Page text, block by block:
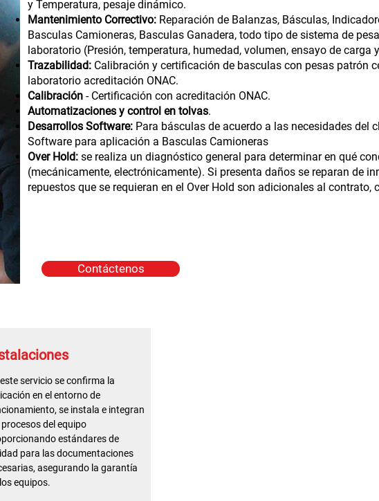
y Temperatura, pesaje dinámico.
Mantenimiento Correctivo: Reparación de Balanzas, Básculas,
Basculas Camioneras, Basculas Ganadera, todo tipo de sistema de
laboratorio (Presión, temperatura, humedad, volumen, ensayo de carga
Trazabilidad: Calibración y certificación de basculas con pesas patrón
laboratorio acreditación ONAC.
Calibración - Certificación con acreditación ONAC.
Automatizaciones y control en tolvas.
Desarrollos Software: Para básculas de acuerdo a las necesidades del
Software para aplicación a Basculas Camioneras
Over Hold: se realiza un diagnóstico general para determinar en qué
(mecánicamente, electrónicamente). Si presenta daños se reparan de
repuestos que se requieran en el Over Hold son adicionales al contrato,
Contáctenos
servicio se confirma la
en el entorno de
se instala e integran
del equipo
estándares de
para las documentaciones
asegurando la garantía
equipos.